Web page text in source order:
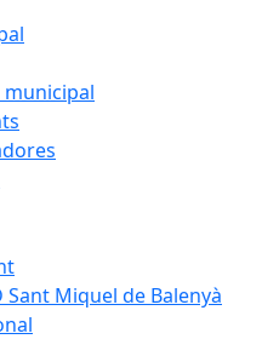
Sant Miquel de Balenyà